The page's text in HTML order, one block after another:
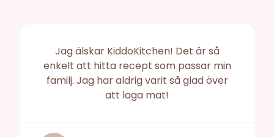
Jag älskar KiddoKitchen! Det är så
enkelt att hitta recept som passar min
familj. Jag har aldrig varit så glad över
att laga mat!